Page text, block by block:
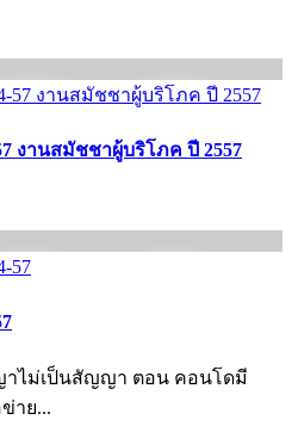
งานสมัชชาผู้บริโภค ปี 2557
ไม่เป็นสัญญา ตอน คอนโดมี
าย...